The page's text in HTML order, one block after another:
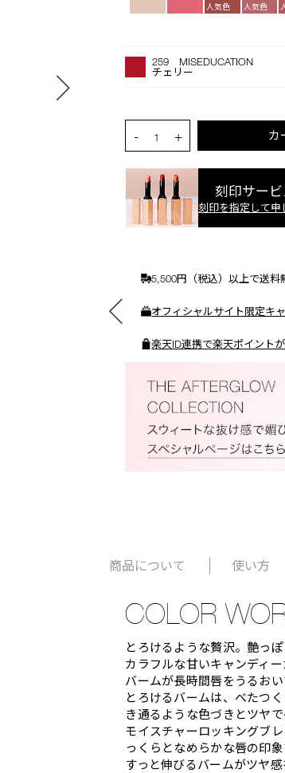
you
submit
search
you
have
entered.
シ
人気色 人気色
プ
を
カ
ー
ト
入
れ
Actions259 MISEDUCATION
チェリー
- 1 + カ
刻印サービ
刻印を指定して申
5,500円（税込）以上で送料
オフィシャルサイト限定キ
楽天ID連携で楽天ポイント
商品について 使い方
COLOR
とろけるような贅沢。艶っぽ
カラフルな甘いキャンディ
バームが長時間唇をうるおい
とろけるバームは、べたつ
き通るような色づきとツヤで
モイスチャーロッキングブ
っくらとなめらかな唇の印象
すっと伸びるバームがツヤ